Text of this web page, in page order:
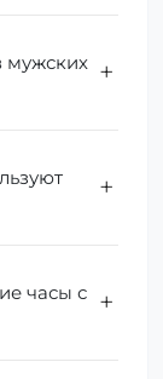
мужских
часы с